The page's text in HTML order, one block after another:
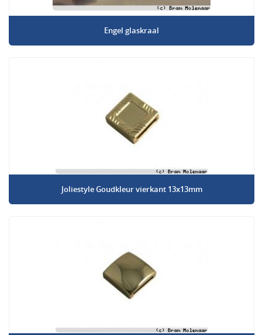
Engel glaskraal
Joliestyle Goudkleur vierkant 13x13mm